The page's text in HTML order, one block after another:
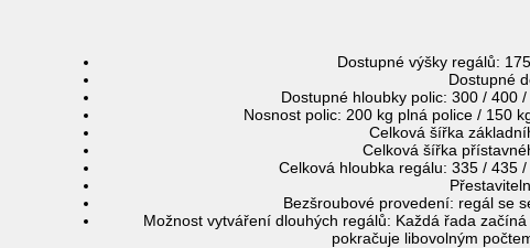
Dostupné výšky regálů:
Dostupné
Dostupné hloubky polic:300 / 400
Nosnost polic: 200 kg plná police / 150
Celková šířka
Celková šířka
Celková hloubka regálu:335 / 435
Bezšroubové provedení: regál se
Možnost vytváření dlouhých regálů: Každá řada
pokračuje libovolným